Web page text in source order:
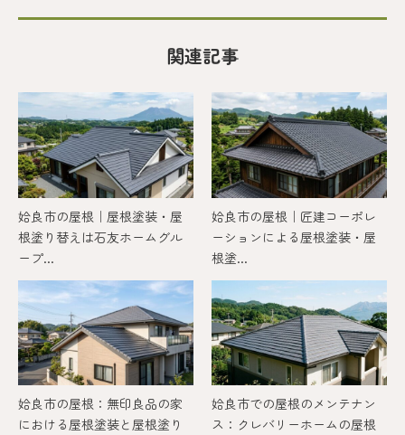
関連記事
姶良市の屋根｜屋根塗装・屋
根塗り替えは石友ホームグル
ープ...
姶良市の屋根｜匠建コーポレ
ーションによる屋根塗装・屋
根塗...
姶良市の屋根：無印良品の家
における屋根塗装と屋根塗り
姶良市での屋根のメンテナン
ス：クレバリーホームの屋根